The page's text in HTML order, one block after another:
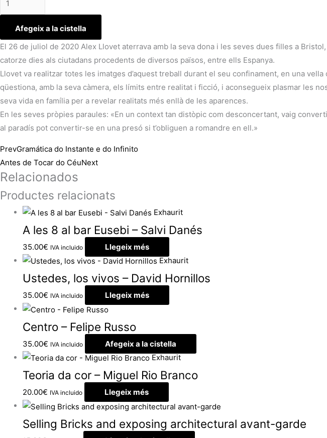
Afegeix a la cistella
El 26 de juliol de 2020 Alex Llovet aterrava amb la seva dona i les seves dues filles a
catorze dies als ciutadans procedents de diversos països, entre ells Espanya.
Llovet va realitzar totes les imatges d’aquest treball durant el seu confinament, en una
qüestiona, amb la seva càmera, els límits entre realitat i ficció, i aconsegueix plasmar les
seva vida en família per a revelar realitats més enllà de les aparences.
En les seves pròpies paraules: «En un context tan distòpic com desconcertant, vaig
al paradís pot convertir-se en una presó si t’obliguen a romandre en ell.»
PrevGramática do Instante e do Infinito
Antes de Tocar do CéuNext
Relacionados
Productes relacionats
Exhaurit
A les 8 al bar Eusebi – Salvi Danés
35.00€ IVA incluido
Llegeix més
Exhaurit
Ustedes, los vivos – David Hornillos
35.00€ IVA incluido Llegeix més
Centro – Felipe Russo
35.00€ IVA incluido
Afegeix a la cistella
Exhaurit
Teoria da cor – Miguel Rio Branco
20.00€ IVA incluido Llegeix més
Selling Bricks and exposing architectural avant-garde